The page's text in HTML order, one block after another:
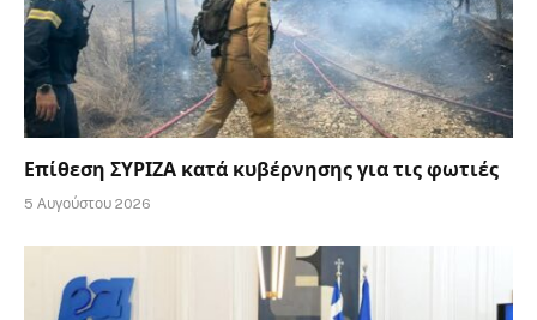
Επίθεση ΣΥΡΙΖΑ κατά κυβέρνησης για τις φωτιές
5 Αυγούστου 2026